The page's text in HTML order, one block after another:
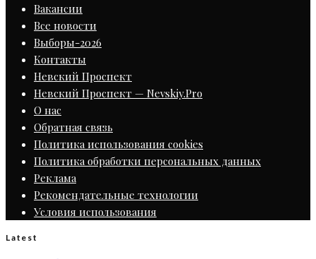
Вакансии
Все новости
Выборы-2026
Контакты
Невский Проспект
Невский Проспект — Nevskiy.Pro
О нас
Обратная связь
Политика использования cookies
Политика обработки персональных данных
Реклама
Рекомендательные технологии
Условия использования
Latest